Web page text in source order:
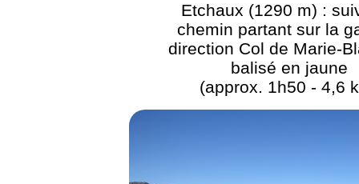
Etchaux (1290 m) :
chemin partant sur la
direction Col de Marie-
balisé en jaune
(approx. 1h50 - 4,6